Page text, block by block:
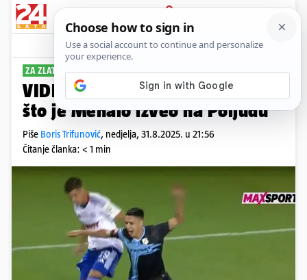
PRIJAVA
Sport Komentari
ZA ZLATNU MALINU
VIDEO Bizarno simuliranje, evo
što je Menalo izveo na Poljudu
Piše Boris Trifunović, nedjelja, 31.8.2025. u 21:56
Čitanje članka: < 1 min